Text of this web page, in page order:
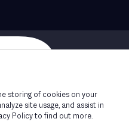
by Bonhomme
storing of cookies on your
site usage, and assist in
Policy to find out more.